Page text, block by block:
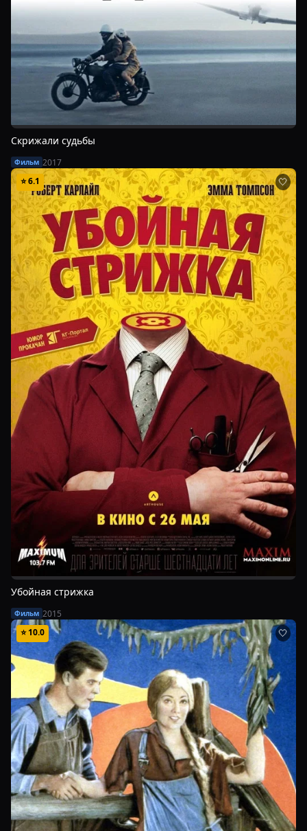
Скрижали судьбы
Фильм 2017
⭐6.1 🤍
Убойная стрижка
Фильм 2015
⭐10.0 🤍